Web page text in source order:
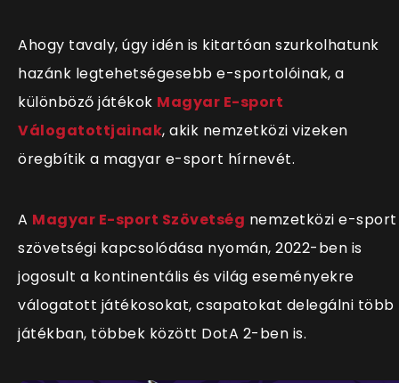
Ahogy tavaly, úgy idén is kitartóan szurkolhatunk
hazánk legtehetségesebb e-sportolóinak, a
különböző játékok Magyar E-sport
Válogatottjainak, akik nemzetközi vizeken
öregbítik a magyar e-sport hírnevét.
A Magyar E-sport Szövetség nemzetközi e-sport
szövetségi kapcsolódása nyomán, 2022-ben is
jogosult a kontinentális és világ eseményekre
válogatott játékosokat, csapatokat delegálni több
játékban, többek között DotA 2-ben is.